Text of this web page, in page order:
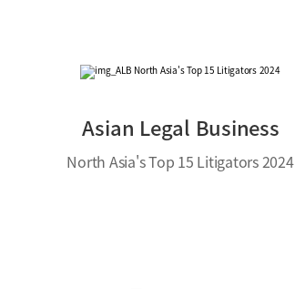
Asian Legal Business
North Asia's Top 15 Litigators 2024